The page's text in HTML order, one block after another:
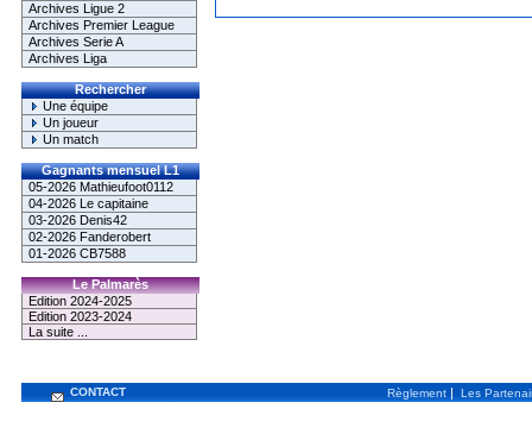
Archives Ligue 2
Archives Premier League
Archives Serie A
Archives Liga
Rechercher
Une équipe
Un joueur
Un match
Gagnants mensuel L1
05-2026 Mathieufoot0112
04-2026 Le capitaine
03-2026 Denis42
02-2026 Fanderobert
01-2026 CB7588
Le Palmarès
Edition 2024-2025
Edition 2023-2024
La suite ...
CONTACT Règlement | Les